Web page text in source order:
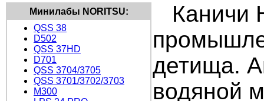
Минилабы NORITSU:
QSS 38
D502
QSS 37НD
D701
QSS 3704/3705
QSS 3701/3702/3703
M300
Каничи
детища.
водяной